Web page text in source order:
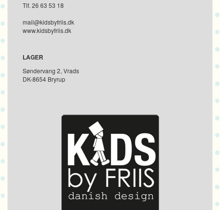
Tlf. 26 63 53 18
mail@kidsbyfriis.dk
www.kidsbyfriis.dk
LAGER
Søndervang 2, Vrads
DK-8654 Bryrup